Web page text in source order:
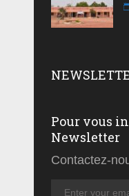
Pour vous
Newsletter
Contactez-